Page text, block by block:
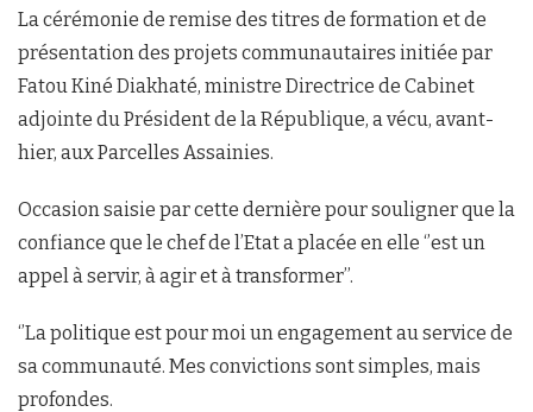
La cérémonie de remise des titres de formation et de
présentation des projets communautaires initiée par
Fatou Kiné Diakhaté, ministre Directrice de Cabinet
adjointe du Président de la République, a vécu, avant-
hier, aux Parcelles Assainies.
Occasion saisie par cette dernière pour souligner que la
confiance que le chef de l’Etat a placée en elle ‘’est un
appel à servir, à agir et à transformer’’.
‘’La politique est pour moi un engagement au service de
sa communauté. Mes convictions sont simples, mais
profondes.